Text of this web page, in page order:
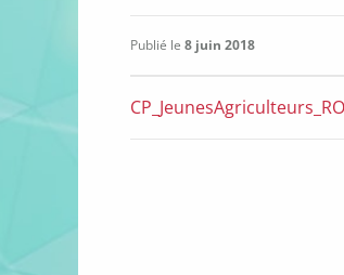
Publié le 8 juin 2018